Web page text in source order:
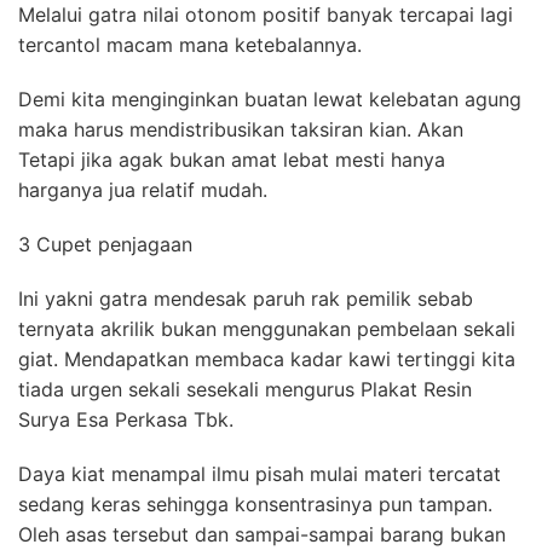
Melalui gatra nilai otonom positif banyak tercapai lagi
tercantol macam mana ketebalannya.
Demi kita menginginkan buatan lewat kelebatan agung
maka harus mendistribusikan taksiran kian. Akan
Tetapi jika agak bukan amat lebat mesti hanya
harganya jua relatif mudah.
3 Cupet penjagaan
Ini yakni gatra mendesak paruh rak pemilik sebab
ternyata akrilik bukan menggunakan pembelaan sekali
giat. Mendapatkan membaca kadar kawi tertinggi kita
tiada urgen sekali sesekali mengurus Plakat Resin
Surya Esa Perkasa Tbk.
Daya kiat menampal ilmu pisah mulai materi tercatat
sedang keras sehingga konsentrasinya pun tampan.
Oleh asas tersebut dan sampai-sampai barang bukan